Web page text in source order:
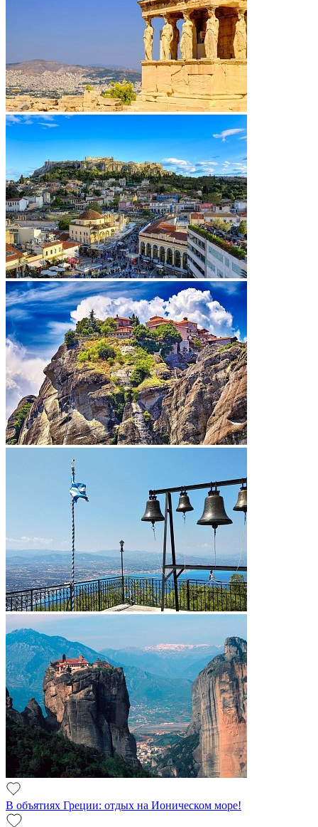
В объятиях Греции: отдых на Ионическом море!